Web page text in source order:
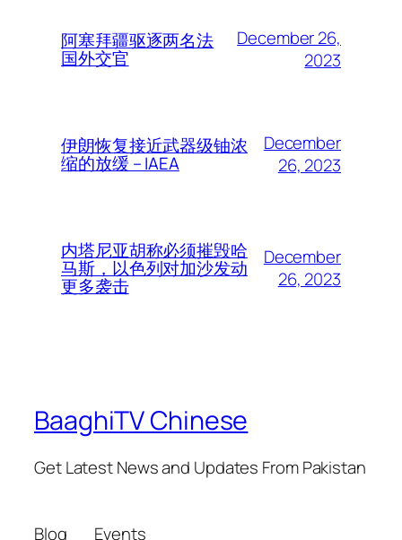
阿塞拜疆驱逐两名法
国外交官
December 26,
2023
伊朗恢复接近武器级铀浓
缩的放缓 – IAEA
December
26, 2023
内塔尼亚胡称必须摧毁哈
马斯，以色列对加沙发动
更多袭击
December
26, 2023
BaaghiTV Chinese
Get Latest News and Updates From Pakistan
Blog Events